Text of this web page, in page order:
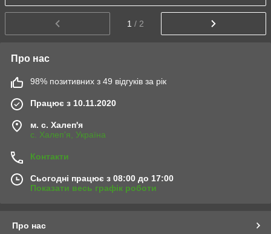
1 / 2
Про нас
98% позитивних з 49 відгуків за рік
Працює з 10.11.2020
м. с. Халеп'я
с. Халеп'я, Україна
Контакти
Сьогодні працює з 08:00 до 17:00
Показати весь графік роботи
Про нас